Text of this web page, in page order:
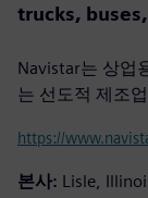
trucks,
Navistar는 상업
는 선도적 제조
https://
본사: Lisle,